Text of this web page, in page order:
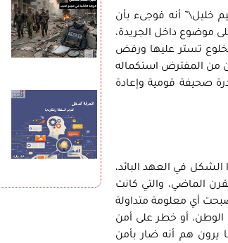
خليل\” أنه فوجىء بأن
موضوع داخل الجريدة،
تستر عليها ورفض
من المفترض استكماله
صحيفة قومية وإعادة
الشكل في العهد البائد،
الماضي، والتي كانت
أي معلومة متداولة
أو خطر على أمن
هم أنه ضار بأمن